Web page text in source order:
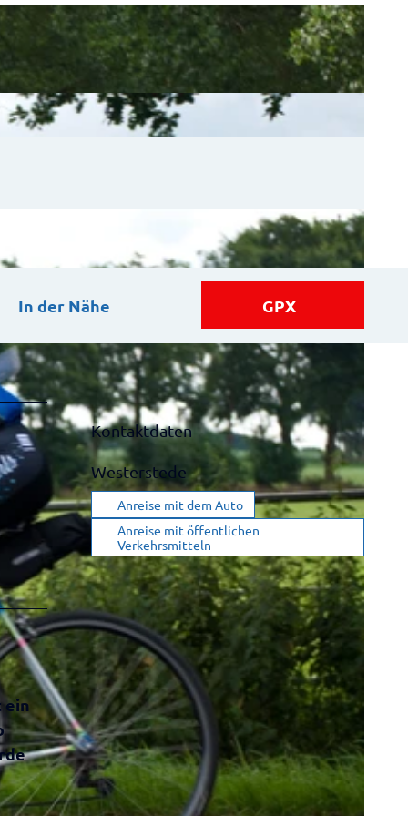
In der Nähe GPX
ein
Kontaktdaten
Westerstede
Anreise mit dem Auto
Anreise mit öffentlichen
Verkehrsmitteln